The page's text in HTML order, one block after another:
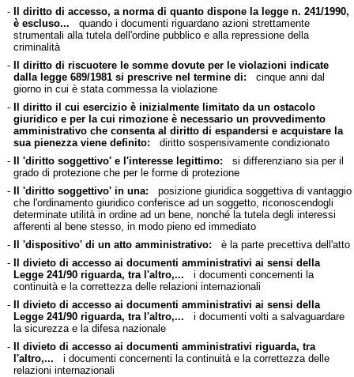
- Il diritto di accesso, a norma di quanto dispone la legge n. 241/1990,
è escluso... quando i documenti riguardano azioni strettamente
strumentali alla tutela dell'ordine pubblico e alla repressione della
criminalità
- Il diritto di riscuotere le somme dovute per le violazioni indicate
dalla legge 689/1981 si prescrive nel termine di: cinque anni dal
giorno in cui è stata commessa la violazione
- Il diritto il cui esercizio è inizialmente limitato da un ostacolo
giuridico e per la cui rimozione è necessario un provvedimento
amministrativo che consenta al diritto di espandersi e acquistare la
sua pienezza viene definito: diritto sospensivamente condizionato
- Il 'diritto soggettivo' e l'interesse legittimo: si differenziano sia per il
grado di protezione che per le forme di protezione
- Il 'diritto soggettivo' in una: posizione giuridica soggettiva di vantaggio
che l'ordinamento giuridico conferisce ad un soggetto, riconoscendogli
determinate utilità in ordine ad un bene, nonché la tutela degli interessi
afferenti al bene stesso, in modo pieno ed immediato
- Il 'dispositivo' di un atto amministrativo: è la parte precettiva dell'atto
- Il divieto di accesso ai documenti amministrativi ai sensi della
Legge 241/90 riguarda, tra l'altro,... i documenti concernenti la
continuità e la correttezza delle relazioni internazionali
- Il divieto di accesso ai documenti amministrativi ai sensi della
Legge 241/90 riguarda, tra l'altro,... i documenti volti a salvaguardare
la sicurezza e la difesa nazionale
- Il divieto di accesso ai documenti amministrativi riguarda, tra
l'altro,... i documenti concernenti la continuità e la correttezza delle
relazioni internazionali